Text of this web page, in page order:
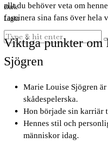
Dark
Light
allt du behöver veta om
fascinera sina fans över hela
Viktiga punkter om
Sjögren
Marie Louise Sjögren
skådespelerska.
Hon började sin karriär
Hennes stil och
människor idag.